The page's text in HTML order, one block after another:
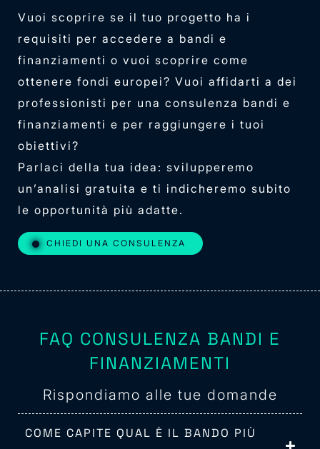
Vuoi scoprire se il tuo progetto ha i
requisiti per accedere a bandi e
finanziamenti o vuoi scoprire come
ottenere fondi europei? Vuoi affidarti a dei
professionisti per una consulenza bandi e
finanziamenti e per raggiungere i tuoi
obiettivi?
Parlaci della tua idea: svilupperemo
un’analisi gratuita e ti indicheremo subito
le opportunità più adatte.
CHIEDI UNA CONSULENZA
FAQ CONSULENZA BANDI E
FINANZIAMENTI
Rispondiamo alle tue domande
COME CAPITE QUAL È IL BANDO PIÙ